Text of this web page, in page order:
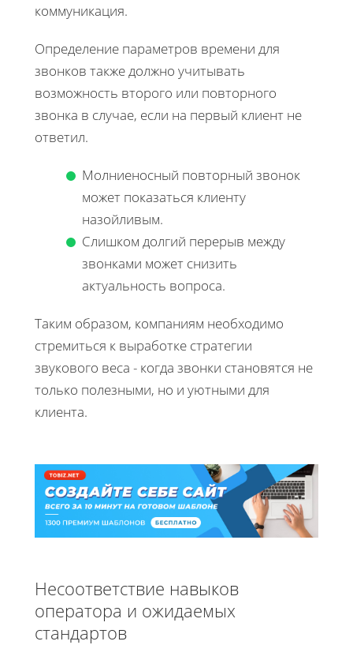
коммуникация.
Определение параметров времени для
звонков также должно учитывать
возможность второго или повторного
звонка в случае, если на первый клиент не
ответил.
Молниеносный повторный звонок
может показаться клиенту
назойливым.
Слишком долгий перерыв между
звонками может снизить
актуальность вопроса.
Таким образом, компаниям необходимо
стремиться к выработке стратегии
звукового веса - когда звонки становятся не
только полезными, но и уютными для
клиента.
Несоответствие навыков
оператора и ожидаемых
стандартов